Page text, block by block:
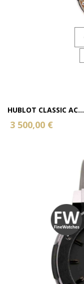
HUBLOT CLASSIC AC...
3 500,00 €